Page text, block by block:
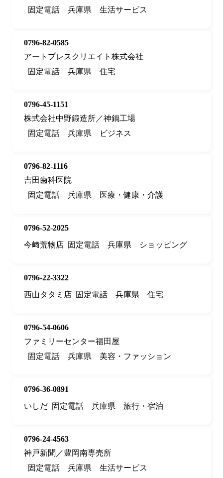
固定電話
兵庫県 生活サービス
0796-82-0585
アートプレスクリエイト株式会社
固定電話
兵庫県 住宅
0796-45-1151
株式会社中野鍛造所／神鍋工場
固定電話
兵庫県 ビジネス
0796-82-1116
吉田歯科医院
固定電話
兵庫県 医療・健康・介護
0796-52-2025
今﨑荒物店 固定電話 兵庫県 ショッピング
0796-22-3322
西山タタミ店 固定電話 兵庫県 住宅
0796-54-0606
ファミリーセンター福田屋
固定電話
兵庫県 美容・ファッション
0796-36-0891
いしだ 固定電話 兵庫県 旅行・宿泊
0796-24-4563
神戸新聞／豊岡南専売所
固定電話
兵庫県 生活サービス